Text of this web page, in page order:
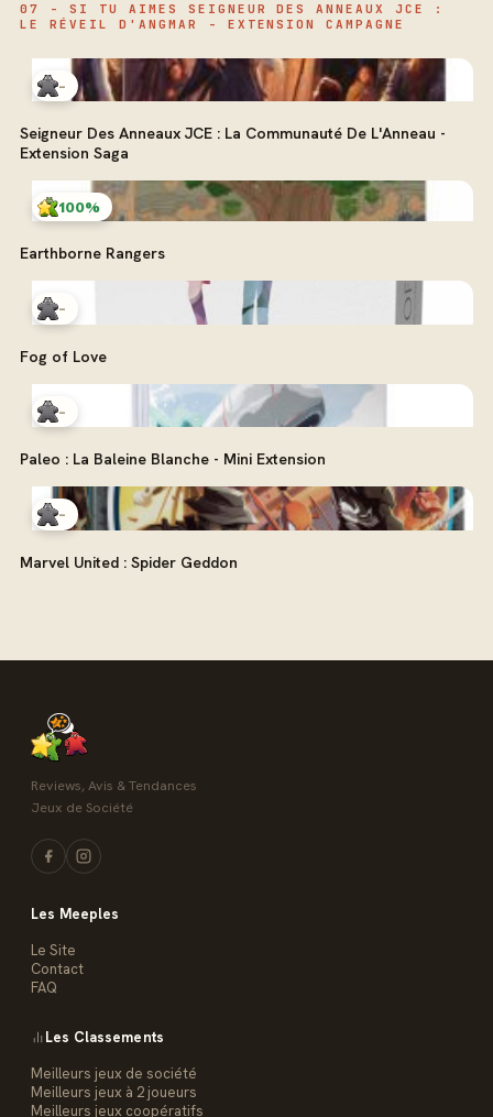
07 - SI TU AIMES SEIGNEUR DES ANNEAUX JCE :
LE RÉVEIL D'ANGMAR - EXTENSION CAMPAGNE
-
Seigneur Des Anneaux JCE : La Communauté De L'Anneau -
Extension Saga
100%
Earthborne Rangers
-
Fog of Love
-
Paleo : La Baleine Blanche - Mini Extension
-
Marvel United : Spider Geddon
Reviews, Avis & Tendances
Jeux de Société
Les Meeples
Le Site
Contact
FAQ
Les Classements
Meilleurs jeux de société
Meilleurs jeux à 2 joueurs
Meilleurs jeux coopératifs